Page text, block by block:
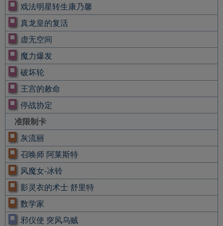
戏法明星转生康乃馨
真龙皇的复活
虚无空间
魔力爆发
破坏轮
王宫的敕命
停战协定
准限制卡
灰流丽
召唤师 阿莱斯特
风魔女-冰铃
影灵衣的术士 舒里特
数学家
邪仪使 突风乌贼